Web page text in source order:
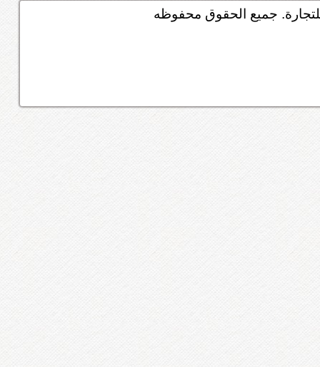
جميع الحقوق محفوظه